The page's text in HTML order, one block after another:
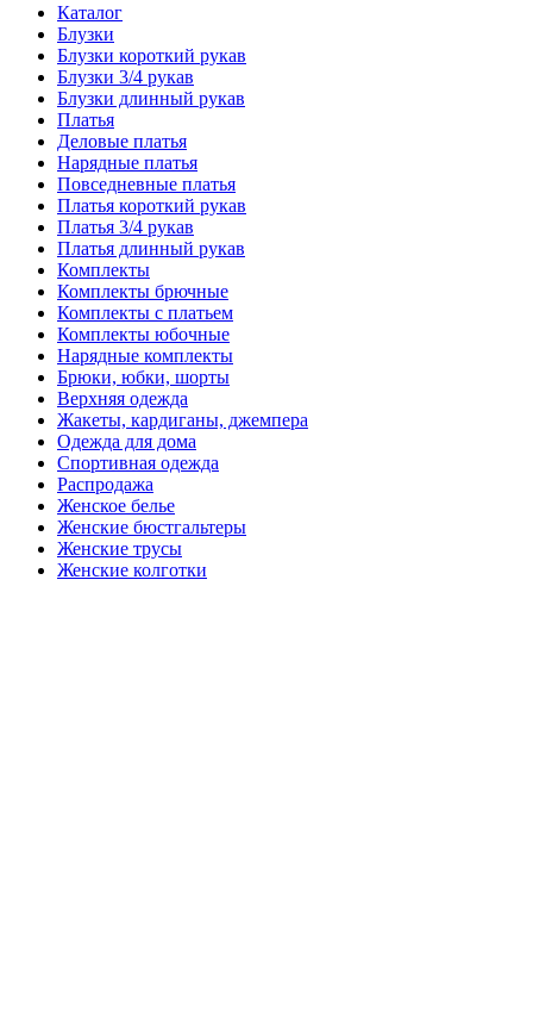
Каталог
Блузки
Блузки короткий рукав
Блузки 3/4 рукав
Блузки длинный рукав
Платья
Деловые платья
Нарядные платья
Повседневные платья
Платья короткий рукав
Платья 3/4 рукав
Платья длинный рукав
Комплекты
Комплекты брючные
Комплекты с платьем
Комплекты юбочные
Нарядные комплекты
Брюки, юбки, шорты
Верхняя одежда
Жакеты, кардиганы, джемпера
Одежда для дома
Спортивная одежда
Распродажа
Женское белье
Женские бюстгальтеры
Женские трусы
Женские колготки